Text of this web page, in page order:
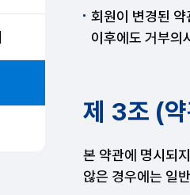
회원이 변경된
이후에도 거부의
제 3조 (
본 약관에 명시되
않은 경우에는 일